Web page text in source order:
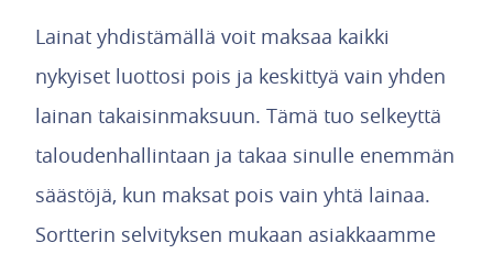
Lainat yhdistämällä voit maksaa kaikki
nykyiset luottosi pois ja keskittyä vain yhden
lainan takaisinmaksuun. Tämä tuo selkeyttä
taloudenhallintaan ja takaa sinulle enemmän
säästöjä, kun maksat pois vain yhtä lainaa.
Sortterin selvityksen mukaan asiakkaamme